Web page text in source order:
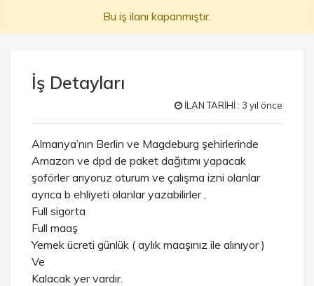
Bu iş ilanı kapanmıştır.
İş Detayları
İLAN TARİHİ : 3 yıl önce
Almanya’nın Berlin ve Magdeburg şehirlerinde
Amazon ve dpd de paket dağıtımı yapacak
şoförler arıyoruz oturum ve çalışma izni olanlar
ayrıca b ehliyeti olanlar yazabilirler ,
Full sigorta
Full maaş
Yemek ücreti günlük ( aylık maaşınız ile alınıyor )
Ve
Kalacak yer vardır.